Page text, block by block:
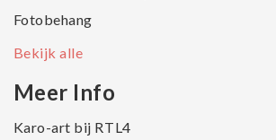
Fotobehang
Bekijk alle
Meer Info
Karo-art bij RTL4